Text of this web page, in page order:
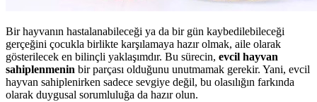
Bir hayvanın hastalanabileceği ya da bir gün kaybedilebileceği
gerçeğini çocukla birlikte karşılamaya hazır olmak, aile olarak
gösterilecek en bilinçli yaklaşımdır. Bu sürecin, evcil hayvan
sahiplenmenin bir parçası olduğunu unutmamak gerekir. Yani, evcil
hayvan sahiplenirken sadece sevgiye değil, bu olasılığın farkında
olarak duygusal sorumluluğa da hazır olun.